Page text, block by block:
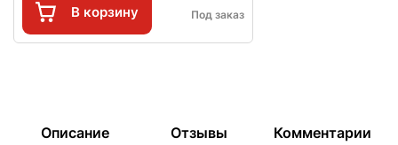
В корзину Под заказ
Описание Отзывы Комментарии